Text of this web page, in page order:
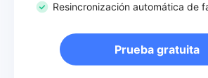
Resincronización automática de
Prueba gratuita